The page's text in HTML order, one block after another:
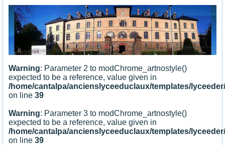
Warning: Parameter 2 to modChrome_artnostyle()
expected to be a reference, value given in
/home/cantalpa/ancienslyceeduclaux/templates/
on line39
Warning: Parameter 3 to modChrome_artnostyle()
expected to be a reference, value given in
/home/cantalpa/ancienslyceeduclaux/templates/
on line39